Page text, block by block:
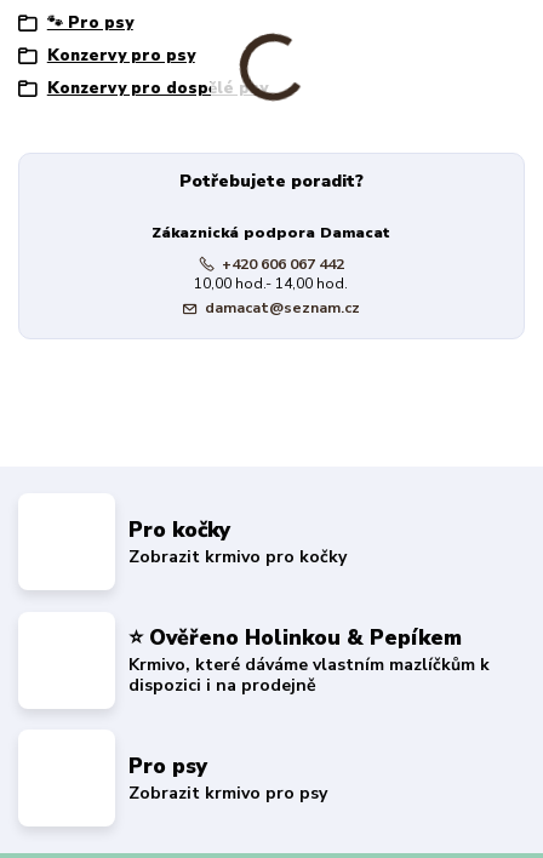
🐾 Pro psy
Konzervy pro psy
Konzervy pro dospělé psy
Potřebujete poradit?
Zákaznická podpora Damacat
+420 606 067 442
10,00 hod.- 14,00 hod.
damacat@seznam.cz
Pro kočky
Zobrazit krmivo pro kočky
⭐ Ověřeno Holinkou & Pepíkem
Krmivo, které dáváme vlastním mazlíčkům k
dispozici i na prodejně
Pro psy
Zobrazit krmivo pro psy